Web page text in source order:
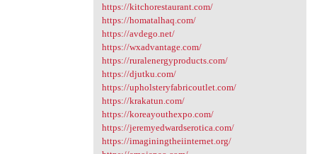
https://kitchorestaurant.com/
https://homatalhaq.com/
https://avdego.net/
https://wxadvantage.com/
https://ruralenergyproducts.com/
https://djutku.com/
https://upholsteryfabricoutlet.com/
https://krakatun.com/
https://koreayouthexpo.com/
https://jeremyedwardserotica.com/
https://imaginingtheiinternet.org/